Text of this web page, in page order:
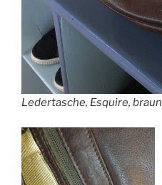
Ledertasche, Esquire, braun